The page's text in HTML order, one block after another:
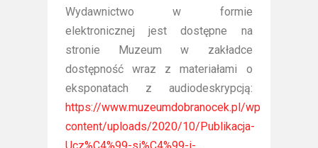
Wydawnictwo w formie
elektronicznej jest dostępne na
stronie Muzeum w zakładce
dostępność wraz z materiałami o
eksponatach z audiodeskrypcją:
https://www.muzeumdobranocek.pl/wp-
content/uploads/2020/10/Publikacja-